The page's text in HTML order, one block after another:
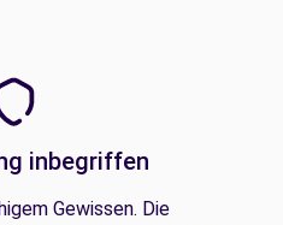
inbegriffen
Gewissen. Die